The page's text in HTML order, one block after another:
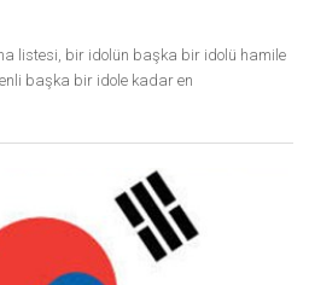
listesi, bir idolün başka bir idolü hamile
başka bir idole kadar en